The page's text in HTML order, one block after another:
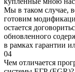
Мы в таком случае,
готовим
остается
обновленного
в рамках гарантии
04
Чем отличается